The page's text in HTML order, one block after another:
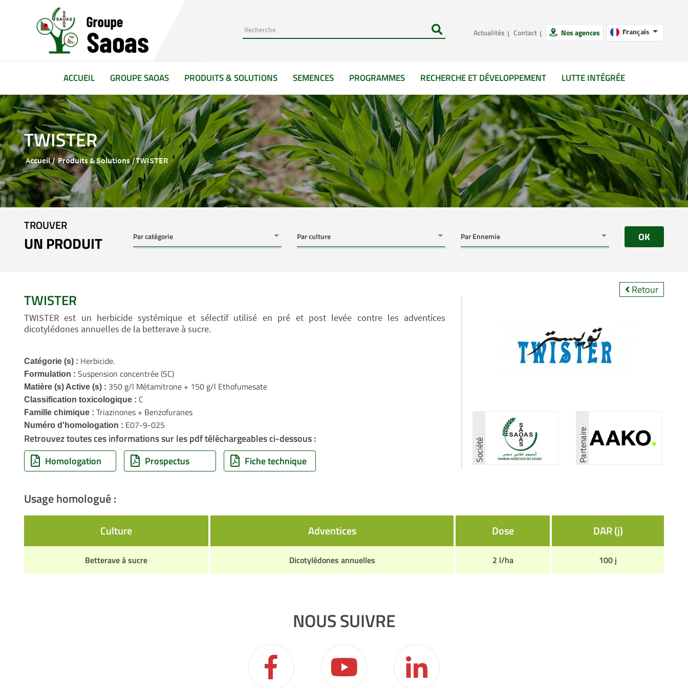
Actualités Contact Nos agences Français
ACCUEIL(CURRENT)
GROUPE SAOAS PRODUITS & SOLUTIONS SEMENCES PROGRAMMES RECHERCHE ET DÉVELOPPEMENT LUTTE INTÉGRÉE
TWISTER
Accueil Produits & Solutions TWISTER
TROUVER
UN PRODUIT OK
TWISTER
TWISTER est un herbicide systémique et sélectif utilisé en pré et post levée contre les adventices
dicotylédones annuelles de la betterave à sucre.
Catégorie (s) : Herbicide.
Formulation : Suspension concentrée (SC)
Matière (s) Active (s) : 350 g/l Métamitrone + 150 g/l Ethofumesate
Classification toxicologique : C
Famille chimique : Triazinones + Benzofuranes
Numéro d'homologation : E07-9-025
Retrouvez toutes ces informations sur les pdf téléchargeables ci-dessous :
Homologation
Prospectus Fiche technique
Retour
Usage homologué :
Culture Adventices Dose DAR (j)
Betterave à sucre Dicotylédones annuelles 2 l/ha 100 j
NOUS SUIVRE